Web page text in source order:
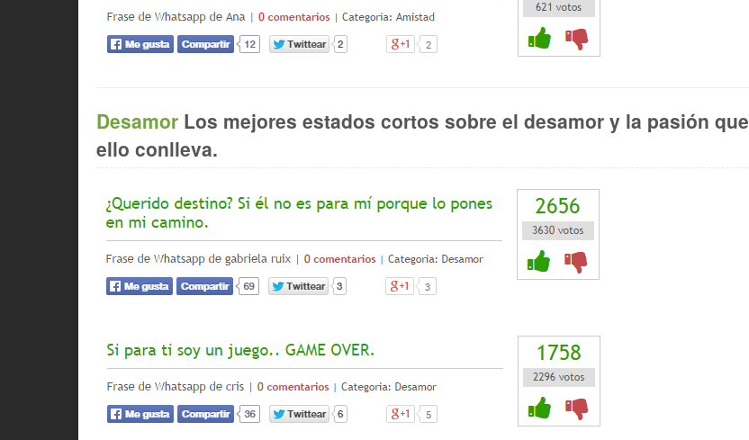
Desamor Los mejores estados cortos sobre el desamor y la pasión que
ello conlleva.